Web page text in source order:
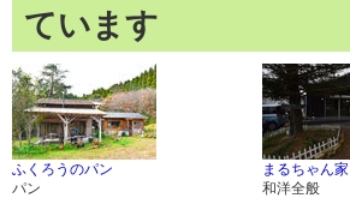
ています
ふくろうのパン
パン
まるちゃん家
和洋全般